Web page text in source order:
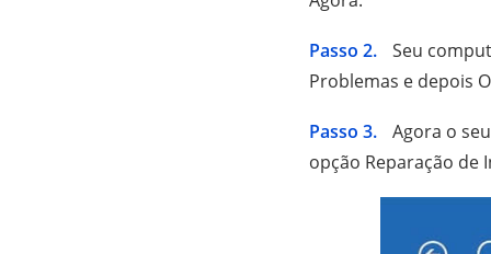
Passo 2.
Seu
Problemas e depois
Passo 3.
Agora o
opção Reparação de